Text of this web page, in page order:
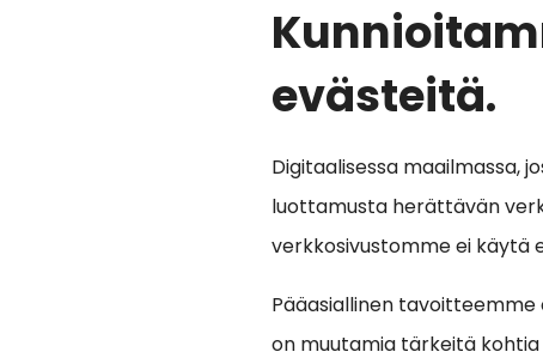
evästeitä.
Digitaalisessa maailmassa,
luottamusta herättävän
verkkosivustomme ei käytä
Pääasiallinen
on muutamia tärkeitä